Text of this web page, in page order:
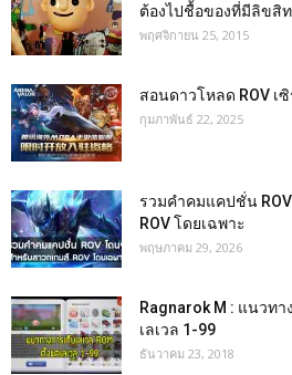
ต้องไปชื้อของที่มีลิขสิ
พฤศจิกายน 25, 2015
สอนดาวโหลด ROV เ
กุมภาพันธ์ 22, 2025
รวมคำคมแคปชั่น
ROV โดยเฉพาะ
พฤษภาคม 29, 2026
Ragnarok M : แนวทา
เลเวล 1-99
ธันวาคม 23, 2018